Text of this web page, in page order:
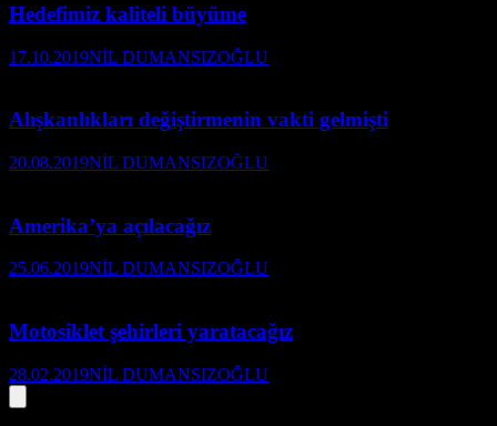
Hedefimiz kaliteli büyüme
17.10.2019NİL DUMANSIZOĞLU
Alışkanlıkları değiştirmenin vakti gelmişti
20.08.2019NİL DUMANSIZOĞLU
Amerika’ya açılacağız
25.06.2019NİL DUMANSIZOĞLU
Motosiklet şehirleri yaratacağız
28.02.2019NİL DUMANSIZOĞLU